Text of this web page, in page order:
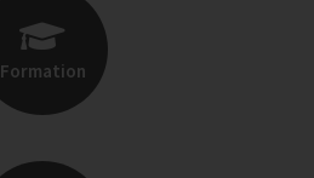
Formation